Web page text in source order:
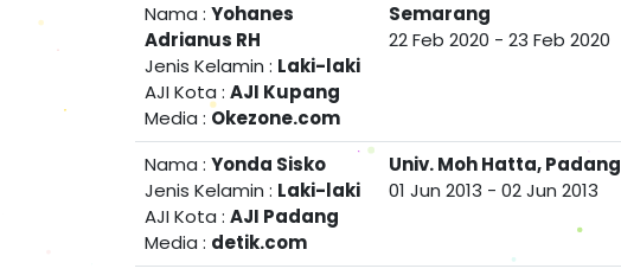
Nama : Yohanes
Adrianus RH
Jenis Kelamin : Laki-laki
AJI Kota : AJI Kupang
Media : Okezone.com
Semarang
22 Feb 2020 - 23 Feb 2020
Nama : Yonda Sisko
Jenis Kelamin : Laki-laki
AJI Kota : AJI Padang
Media : detik.com
Univ. Moh Hatta, Padang
01 Jun 2013 - 02 Jun 2013